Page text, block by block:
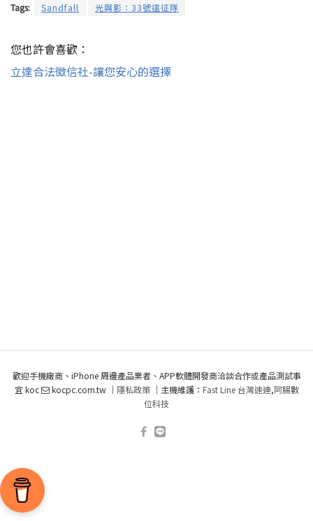
Tags: Sandfall 光與影：33號遠征隊
您也許會喜歡：
立達合法徵信社-讓您安心的選擇
歡迎手機廠商、iPhone 周邊產品業者、APP軟體開發商洽談合作或產品測試事
宜 koc
kocpc.com.tw ｜ 隱私政策｜主機維護： Fast Line 台灣速連,阿腸數
位科技